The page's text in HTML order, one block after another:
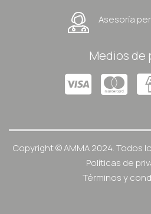
Asesoría
Medios de
Copyright © AMMA 2024. Todos
Políticas de
Términos y